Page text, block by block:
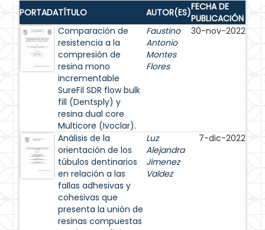
PORTADATÍTULO AUTOR(ES)FECHA DE
PUBLICACIÓN
Comparación de
resistencia a la
compresión de
resina mono
incrementable
SureFil SDR flow bulk
fill (Dentsply) y
resina dual core
Multicore (Ivoclar).
Faustino
Antonio
Montes
Flores
30-nov-2022
Análisis de la
orientación de los
túbulos dentinarios
en relación a las
fallas adhesivas y
cohesivas que
presenta la unión de
resinas compuestas
Luz
Alejandra
Jimenez
Valdez
7-dic-2022